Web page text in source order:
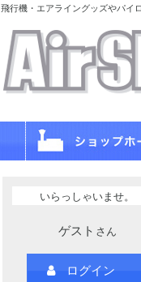
飛行機・エアライングッズやパイ
いらっしゃいませ。
ゲスト さん
ログイン